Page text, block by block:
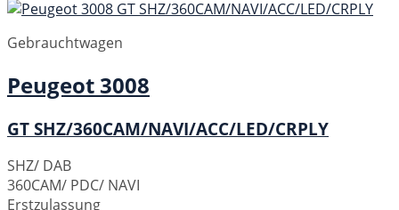
Gebrauchtwagen
Peugeot 3008
GT SHZ/360CAM/NAVI/ACC/LED/CRPLY
SHZ/ DAB
360CAM/ PDC/ NAVI
Erstzulassung